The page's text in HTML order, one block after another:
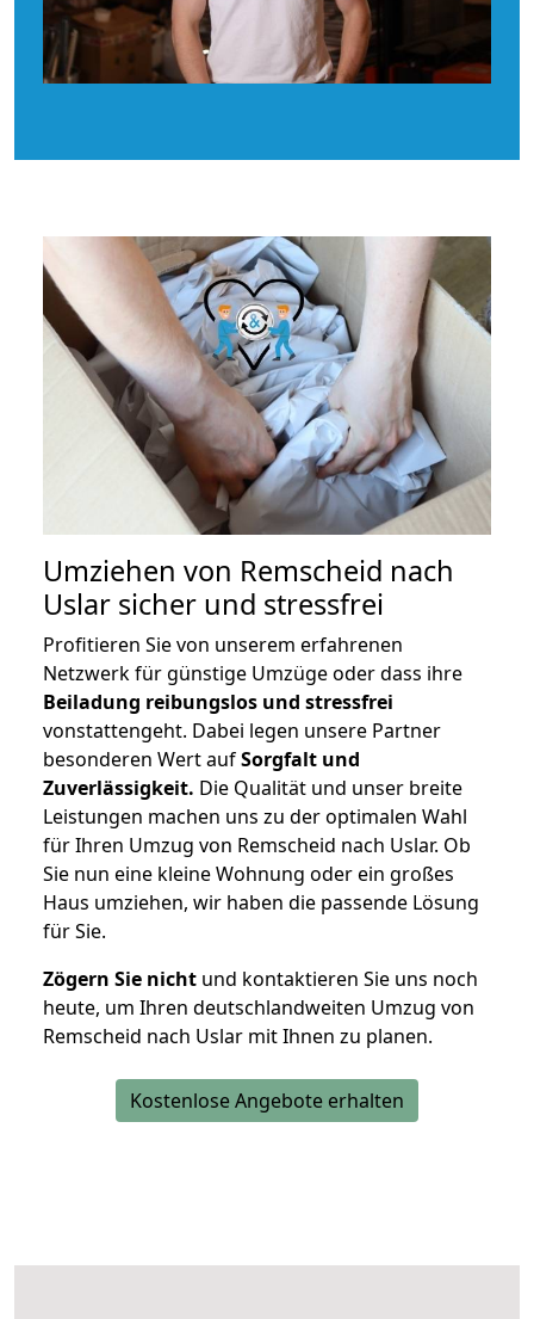
Umziehen von Remscheid nach
Uslar sicher und stressfrei
Profitieren Sie von unserem erfahrenen
Netzwerk für günstige Umzüge oder dass ihre
Beiladung reibungslos und stressfrei
vonstattengeht. Dabei legen unsere Partner
besonderen Wert aufSorgfalt und
Zuverlässigkeit. Die Qualität und unser breite
Leistungen machen uns zu der optimalen Wahl
für Ihren Umzug von Remscheid nach Uslar. Ob
Sie nun eine kleine Wohnung oder ein großes
Haus umziehen, wir haben die passende Lösung
für Sie.
Zögern Sie nicht und kontaktieren Sie uns noch
heute, um Ihren deutschlandweiten Umzug von
Remscheid nach Uslar mit Ihnen zu planen.
Kostenlose Angebote erhalten